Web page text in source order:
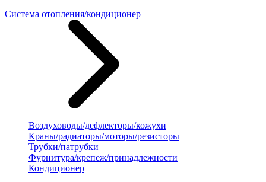
Система отопления/кондиционер
Воздуховоды/дефлекторы/кожухи
Краны/радиаторы/моторы/резисторы
Трубки/патрубки
Фурнитура/крепеж/принадлежности
Кондиционер